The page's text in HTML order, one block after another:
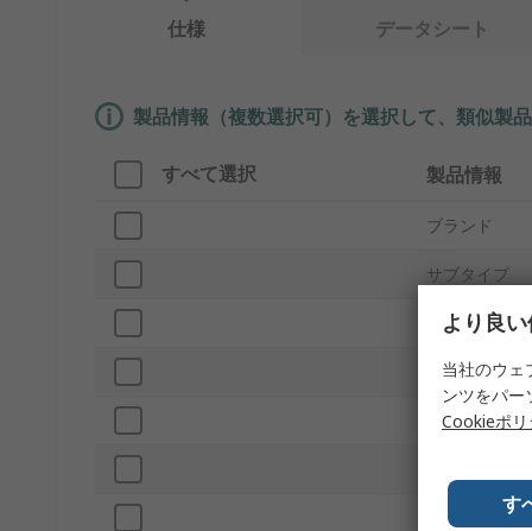
仕様 データシート
製品情報（複数選択可）を選択して、類似製
すべて選択 製品情報
ブランド
サブタイプ
プロダクト
トルク範囲
ドライブ形状
モデル番号
より良
当社のウェ
ンツをパ
Cookieポリ
す